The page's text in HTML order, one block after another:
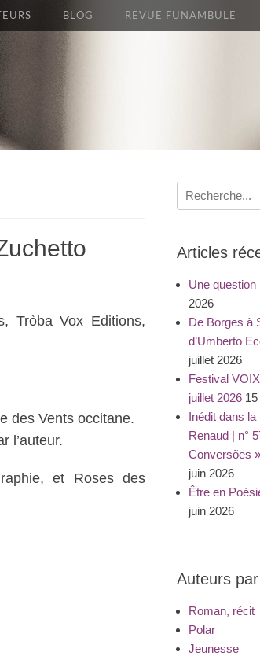
BLOG REVUE FUNAMBULE
Tròba Vox Editions,
des Vents occitane.
l’auteur.
et Roses des
Recherche
pour
Articles
Une question
2026
De Borges à
d’Umberto
juillet 2026
Festival
juillet 2026
Inédit dans
Renaud | n°
Conversões
juin 2026
Être en
juin 2026
Auteurs
Roman, récit
Polar
Jeunesse